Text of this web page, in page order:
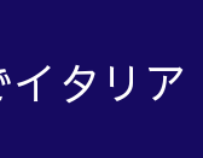
タリア